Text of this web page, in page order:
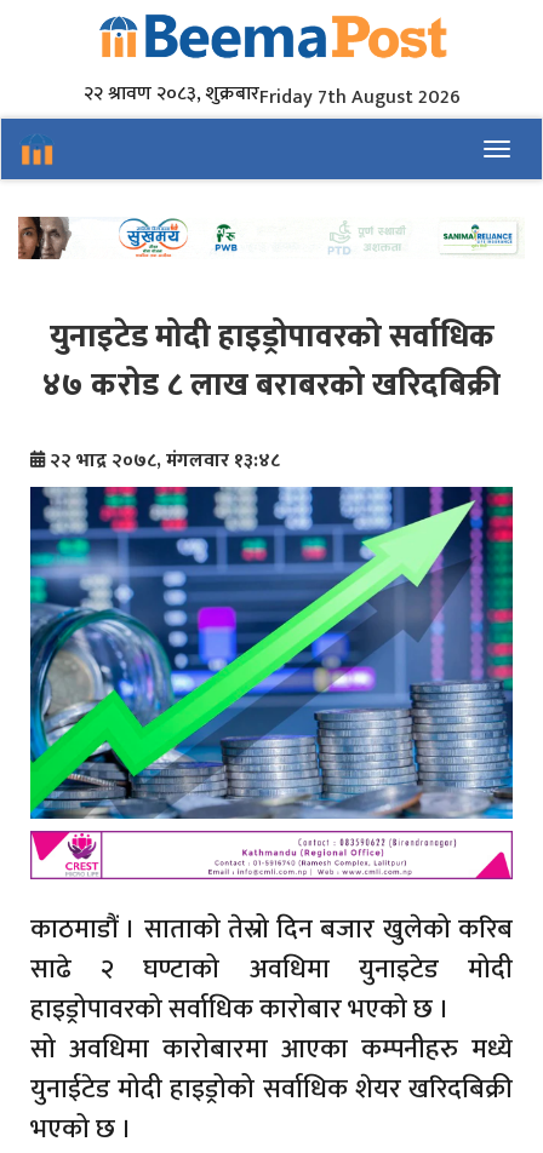
२२ श्रावण २०८३, शुक्रबारFriday 7th August 2026
युनाइटेड मोदी हाइड्रोपावरको सर्वाधिक
४७ करोड ८ लाख बराबरको खरिदबिक्री
२२ भाद्र २०७८, मंगलवार १३:४८
काठमाडौं । साताको तेस्रो दिन बजार खुलेको करिब
साढे २ घण्टाको अवधिमा युनाइटेड मोदी
हाइड्रोपावरको सर्वाधिक कारोबार भएको छ ।
सो अवधिमा कारोबारमा आएका कम्पनीहरु मध्ये
युनाईटेड मोदी हाइड्रोको सर्वाधिक शेयर खरिदबिक्री
भएको छ ।